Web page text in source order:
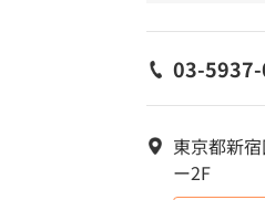
03-
東京都新
ー2F